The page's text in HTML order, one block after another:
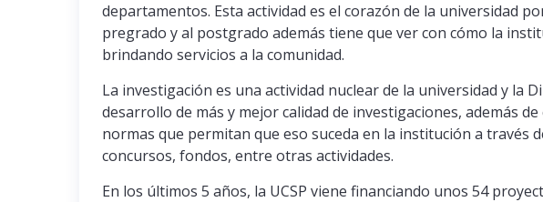
departamentos. Esta actividad es el corazón de la universidad
pregrado y al postgrado además tiene que ver con cómo la
brindando servicios a la comunidad.
La investigación es una actividad nuclear de la universidad y la
desarrollo de más y mejor calidad de investigaciones, además
normas que permitan que eso suceda en la institución a través
concursos, fondos, entre otras actividades.
En los últimos 5 años, la UCSP viene financiando unos 54